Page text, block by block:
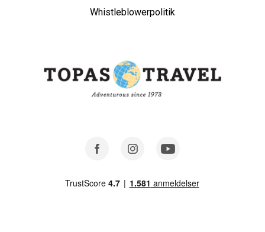
Whistleblowerpolitik
Facebook Instagram